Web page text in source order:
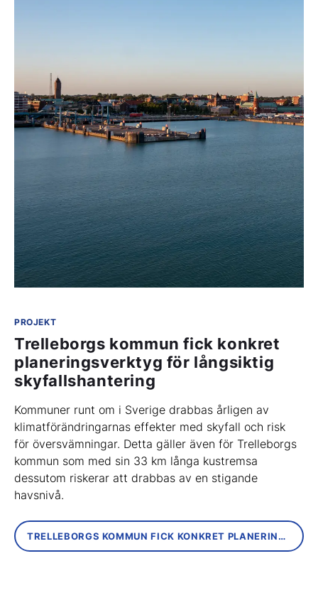
PROJEKT
Trelleborgs kommun fick konkret
planeringsverktyg för långsiktig
skyfallshantering
Kommuner runt om i Sverige drabbas årligen av
klimatförändringarnas effekter med skyfall och risk
för översvämningar. Detta gäller även för Trelleborgs
kommun som med sin 33 km långa kustremsa
dessutom riskerar att drabbas av en stigande
havsnivå.
TRELLEBORGS KOMMUN FICK KONKRET PLANERINGSVERKTYG FÖR LÅNGSIKTIG SKYFALLSHANTERING